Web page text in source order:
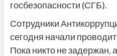
госбезопасности (СГБ).
Сотрудники
сегодня начали
Пока никто не задержан,